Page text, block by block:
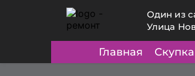
Один из
Улица
Главная Скупка